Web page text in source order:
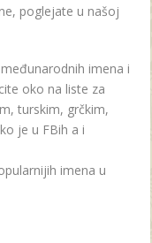
poglejate u našoj
imena i
oko na liste za
turskim, grčkim,
je u FBih a i
imena u